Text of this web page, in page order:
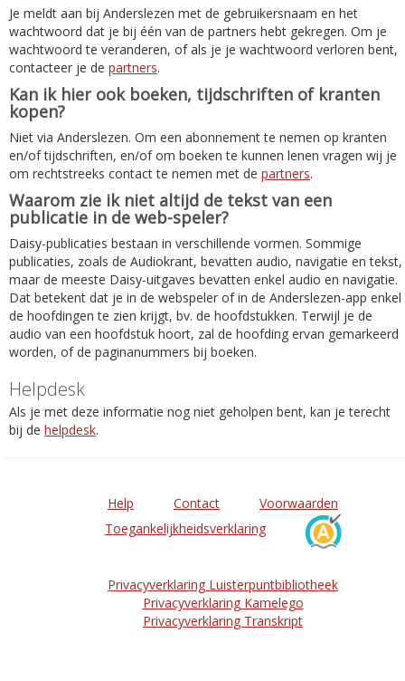
Je meldt aan bij Anderslezen met de gebruikersnaam en het
wachtwoord dat je bij één van de partners hebt gekregen. Om je
wachtwoord te veranderen, of als je je wachtwoord verloren bent,
contacteer je de partners.
Kan ik hier ook boeken, tijdschriften of kranten
kopen?
Niet via Anderslezen. Om een abonnement te nemen op kranten
en/of tijdschriften, en/of om boeken te kunnen lenen vragen wij je
om rechtstreeks contact te nemen met de partners.
Waarom zie ik niet altijd de tekst van een
publicatie in de web-speler?
Daisy-publicaties bestaan in verschillende vormen. Sommige
publicaties, zoals de Audiokrant, bevatten audio, navigatie en tekst,
maar de meeste Daisy-uitgaves bevatten enkel audio en navigatie.
Dat betekent dat je in de webspeler of in de Anderslezen-app enkel
de hoofdingen te zien krijgt, bv. de hoofdstukken. Terwijl je de
audio van een hoofdstuk hoort, zal de hoofding ervan gemarkeerd
worden, of de paginanummers bij boeken.
Helpdesk
Als je met deze informatie nog niet geholpen bent, kan je terecht
bij de helpdesk.
Help Contact
Voorwaarden
Toegankelijkheidsverklaring
Privacyverklaring Luisterpuntbibliotheek
Privacyverklaring Kamelego
Privacyverklaring Transkript